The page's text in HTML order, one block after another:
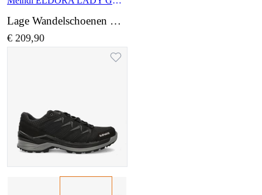
Lage Wandelschoenen wijdte Normaal
€ 209,90